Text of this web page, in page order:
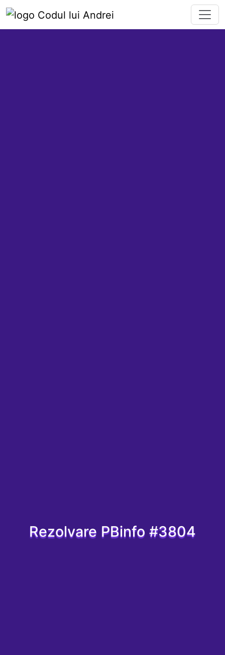
Rezolvare PBinfo #3804